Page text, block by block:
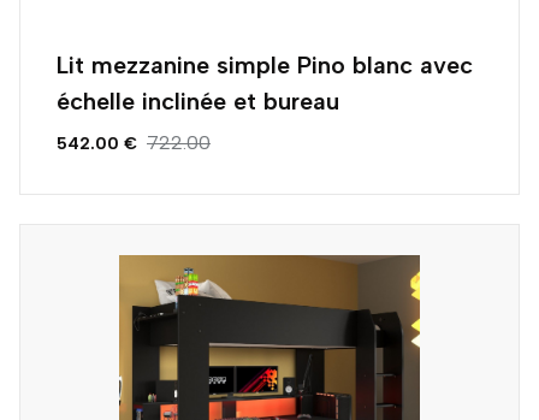
Lit mezzanine simple Pino blanc avec
échelle inclinée et bureau
542.00 € 722.00